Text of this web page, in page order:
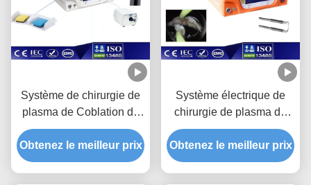
Système de chirurgie de
plasma de Coblation de
fréquence de basse
température pour UPPP
et CAUP
Obtenez le meilleur prix
Système électrique de
chirurgie de plasma de
Coblation, générateur de
plasma d'urologie de
chirurgie de BPH
Obtenez le meilleur prix